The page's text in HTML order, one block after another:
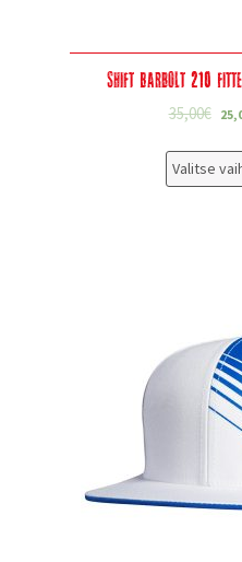
Shift Barbolt 210
35,00€
Valitse